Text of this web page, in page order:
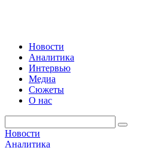
Новости
Аналитика
Интервью
Медиа
Сюжеты
О нас
Новости
Аналитика